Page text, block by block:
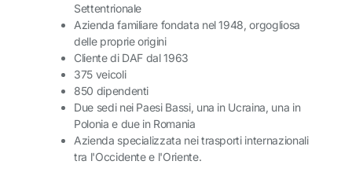
Settentrionale
Azienda familiare fondata nel 1948, orgogliosa
delle proprie origini
Cliente di DAF dal 1963
375 veicoli
850 dipendenti
Due sedi nei Paesi Bassi, una in Ucraina, una in
Polonia e due in Romania
Azienda specializzata nei trasporti internazionali
tra l'Occidente e l'Oriente.